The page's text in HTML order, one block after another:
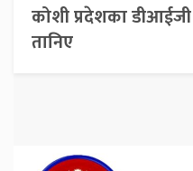
कोशी प्रदेशका
तानिए